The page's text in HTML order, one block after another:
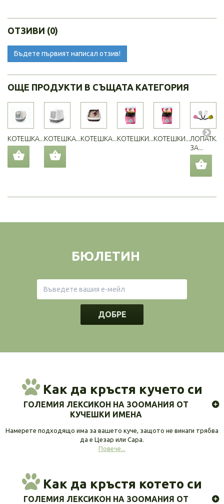
ОТЗИВИ (0)
Бъдете първият написал отзив!
ОЩЕ ПРОДУКТИ В СЪЩАТА КАТЕГОРИЯ
КОТЕШКА...КОТЕШКА...КОТЕШКА...КОТЕШКИ...КОТЕШКИ...ЛОПАТКА
ЗА...
БЮЛЕТИН
ДОБРЕ
Как да кръстя кучето си
ГОЛЕМИЯ ЛЕКСИКОН НА ЗООМАНИЯ ОТ
КУЧЕШКИ ИМЕНА
Намерете подходящо има за вашето куче, защото не винаги трябва
да е Цезар или Сара.
Повече...
Как да кръстя котето си
ГОЛЕМИЯ ЛЕКСИКОН НА ЗООМАНИЯ ОТ